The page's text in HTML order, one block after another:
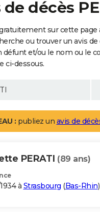
décès
sur cette page
ou trouver un avis
défunt et/ou le nom ou le
ci-dessous.
: publiez un avis de
PERATI (89 ans)
à Strasbourg (Bas-Rhin)